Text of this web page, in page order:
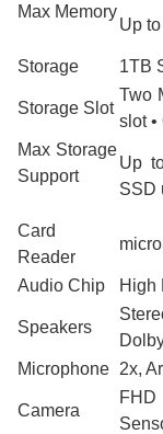
Max Memory
Up
Storage 1TB
Storage Slot
Two
slot
Max Storage
Support
Up
SSD
Card
Reader
Audio Chip High
Speakers
Microphone 2x,
Camera